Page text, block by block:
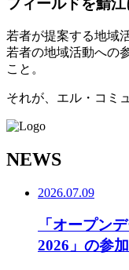
若者が提案する地域
若者の地域活動への
こと。
それが、エル・コミ
NEWS
2026.07.09
「オープン
2026」の参